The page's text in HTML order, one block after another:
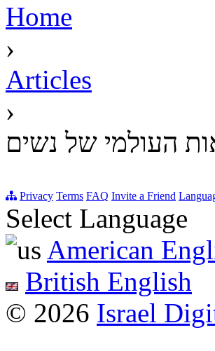
Home
›
Articles
›
העולמי של נשים
Privacy Terms FAQ Invite a Friend
Select Language
American
British English
© 2026 Israel